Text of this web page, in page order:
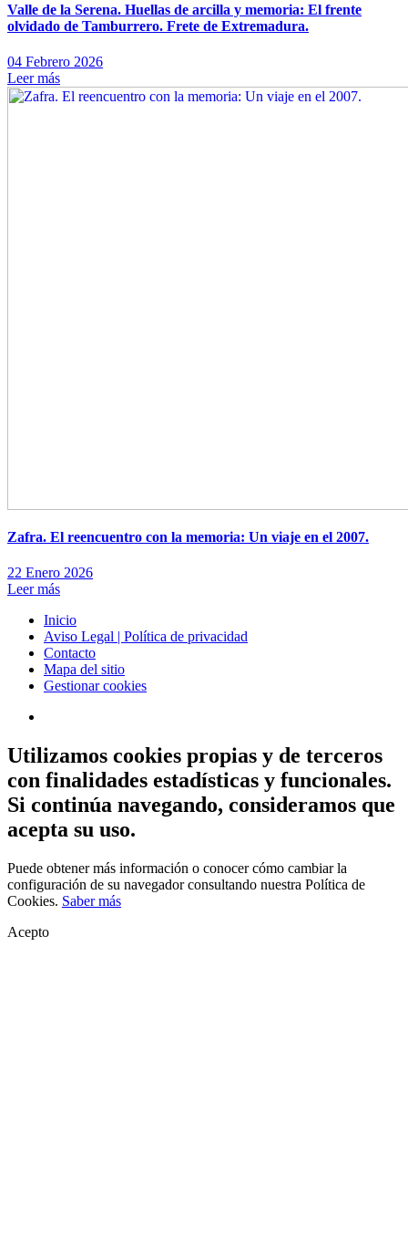
Valle de la Serena. Huellas de arcilla y memoria: El frente
olvidado de Tamburrero. Frete de Extremadura.
04 Febrero 2026
Leer más
Zafra. El reencuentro con la memoria: Un viaje en el 2007.
22 Enero 2026
Leer más
Inicio
Aviso Legal | Política de privacidad
Contacto
Mapa del sitio
Gestionar cookies
Utilizamos cookies propias y de terceros
con finalidades estadísticas y funcionales.
Si continúa navegando, consideramos que
acepta su uso.
Puede obtener más información o conocer cómo cambiar la
configuración de su navegador consultando nuestra Política de
Cookies. Saber más
Acepto